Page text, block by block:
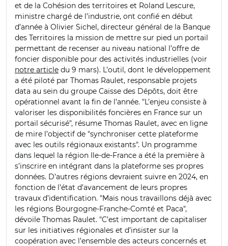
et de la Cohésion des territoires et Roland Lescure,
ministre chargé de l’industrie, ont confié en début
d’année à Olivier Sichel, directeur général de la Banque
des Territoires la mission de mettre sur pied un portail
permettant de recenser au niveau national l’offre de
foncier disponible pour des activités industrielles (voir
notre article du 9 mars). L’outil, dont le développement
a été piloté par Thomas Raulet, responsable projets
data au sein du groupe Caisse des Dépôts, doit être
opérationnel avant la fin de l’année. "L’enjeu consiste à
valoriser les disponibilités foncières en France sur un
portail sécurisé", résume Thomas Raulet, avec en ligne
de mire l’objectif de "synchroniser cette plateforme
avec les outils régionaux existants". Un programme
dans lequel la région Ile-de-France a été la première à
s’inscrire en intégrant dans la plateforme ses propres
données. D’autres régions devraient suivre en 2024, en
fonction de l’état d’avancement de leurs propres
travaux d’identification. "Mais nous travaillons déjà avec
les régions Bourgogne-Franche-Comté et Paca",
dévoile Thomas Raulet. "C’est important de capitaliser
sur les initiatives régionales et d’insister sur la
coopération avec l’ensemble des acteurs concernés et